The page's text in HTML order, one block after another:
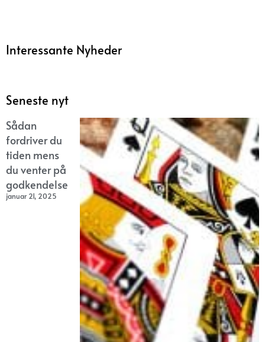
Interessante Nyheder
Seneste nyt
Sådan
fordriver du
tiden mens
du venter på
godkendelse
januar 21, 2025